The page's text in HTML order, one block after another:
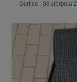
Gorlice - 08 sierpnia